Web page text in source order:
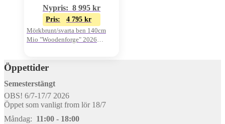
Nypris: 8 995 kr
Pris: 4 795 kr
Mörkbrunt/svarta ben 140cm
Mio "Woodenforge" 2026
Öppettider
Semesterstängt
OBS! 6/7-17/7 2026
Öppet som vanligt from lör 18/7
Måndag: 11:00 - 18:00